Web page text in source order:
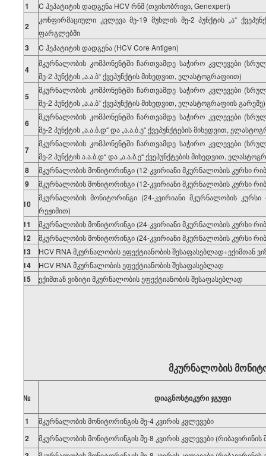
1
C ჰეპატიტის დადგენა HCV რნმ (თვისობრივი, Genexpert)
2
კონფირმაციული კვლევა მე-19 მუხლის მე-2 პუნქტის „ა“
ფარგლებში
3 C ჰეპატიტის დადგენა (HCV Core Antigen)
4
მკურნალობის კომპონენტში ჩართვამდე საჭირო კვლევები
მე-2 პუნქტის „ა.ა.ბ“ ქვეპუნქტის მიხედვით, ელასტოგრაფიით)
5
მკურნალობის კომპონენტში ჩართვამდე საჭირო კვლევები
მე-2 პუნქტის „ა.ა.ბ“ ქვეპუნქტის მიხედვით, ელასტოგრაფიის გარეშე)
6
მკურნალობის კომპონენტში ჩართვამდე საჭირო კვლევები
მე-2 პუნქტის „ა.ა.ბ.დ“ და „ა.ა.ბ.ე“ ქვეპუნქტების მიხედვით,
7
მკურნალობის კომპონენტში ჩართვამდე საჭირო კვლევები
მე-2 პუნქტის ა.ა.ბ.დ“ და „ა.ა.ბ.ე“ ქვეპუნქტების მიხედვით,
8 მკურნალობის მონიტორინგი (12-კვირიანი მკურნალობის კურსი
9 მკურნალობის მონიტორინგი (12-კვირიანი მკურნალობის კურსი
10
მკურნალობის მონიტორინგი (24-კვირიანი მკურნალობის კურსი
რეჟიმით)
11 მკურნალობის მონიტორინგი (24-კვირიანი მკურნალობის კურსი
12 მკურნალობის მონიტორინგი (24-კვირიანი მკურნალობის კურსი
13 HCV RNA მკურნალობის ეფექტიანობის შესაფასებლად+ექიმთან
14 HCV RNA მკურნალობის ეფექტიანობის შესაფასებლად
15 ექიმთან ვიზიტი მკურნალობის ეფექტიანობის შესაფასებლად
მკურნალობის
№ დიაგნოსტიკურიჯგუფი
1 მკურნალობის მონიტორინგის მე-4 კვირის კვლევები
2 მკურნალობის მონიტორინგის მე-8 კვირის კვლევები (რიბავირინის